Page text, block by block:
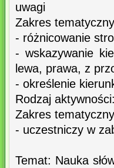
uwagi
Zakres
- różnicowanie
- wskazywanie
lewa, prawa, z
- określenie
Rodzaj
Zakres
- uczestniczy w
Temat: Nauka